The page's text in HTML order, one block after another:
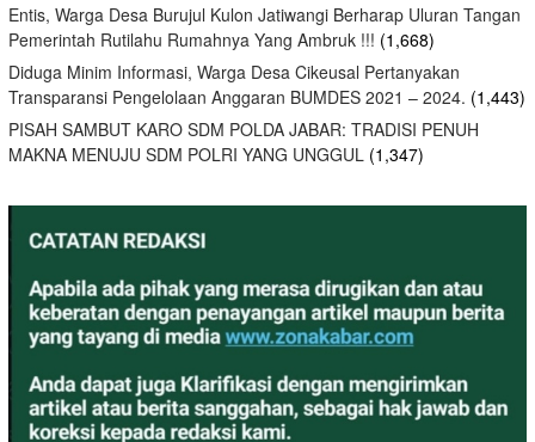
Entis, Warga Desa Burujul Kulon Jatiwangi Berharap Uluran Tangan
Pemerintah Rutilahu Rumahnya Yang Ambruk !!! (1,668)
Diduga Minim Informasi, Warga Desa Cikeusal Pertanyakan
Transparansi Pengelolaan Anggaran BUMDES 2021 – 2024. (1,443)
PISAH SAMBUT KARO SDM POLDA JABAR: TRADISI PENUH
MAKNA MENUJU SDM POLRI YANG UNGGUL (1,347)